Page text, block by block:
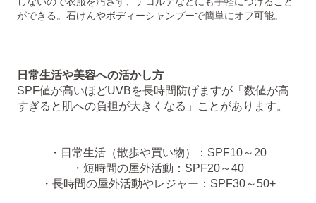
ができる。石けんやボディーシャンプーで簡単にオフ可能。
日常生活や美容への活かし方
SPF値が高いほどUVBを長時間防げますが「数値が高
すぎると肌への負担が大きくなる」ことがあります。
・日常生活（散歩や買い物）：SPF10～20
・短時間の屋外活動：SPF20～40
・長時間の屋外活動やレジャー：SPF30～50+